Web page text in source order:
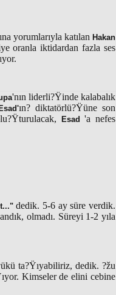
yorumlarıyla katılanHakan
oranla iktidardan fazla ses
'nın liderli?Ÿinde kalabalık
Esad'ın? diktatörlü?Ÿüne son
Esad 'a nefes
dedik. 5-6 ay süre verdik.
olmadı. Süreyi 1-2 yıla
ta?Ÿıyabiliriz, dedik. ?žu
Kimseler de elini cebine